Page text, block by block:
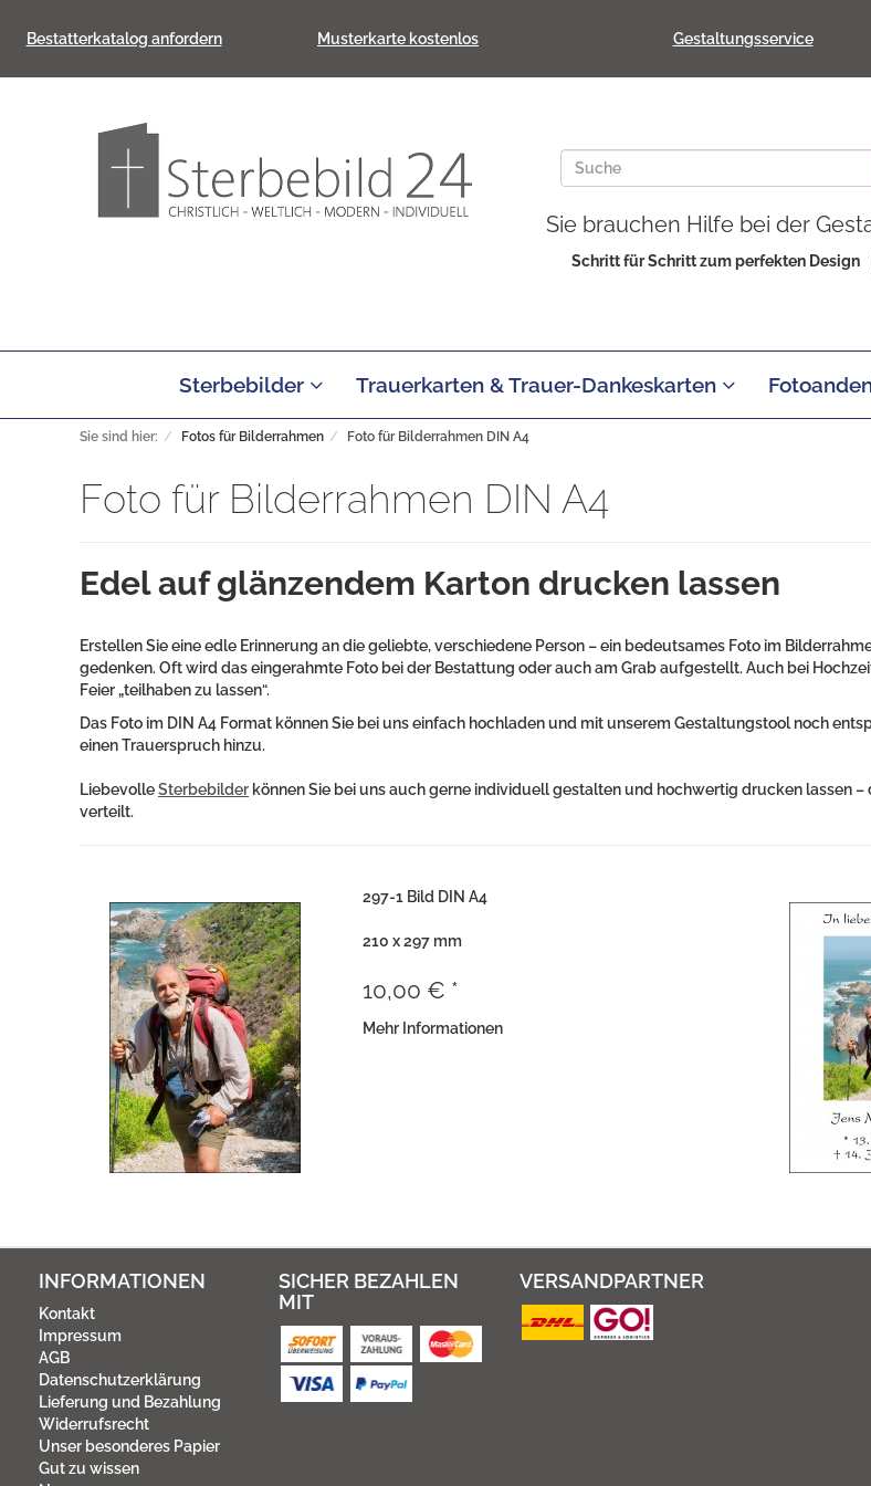
Bestatterkatalog anfordern Musterkarte kostenlos Gestaltungsservice
Sie brauchen Hilfe bei der
Schritt für Schritt zum perfekten Design
Sterbebilder Trauerkarten & Trauer-Dankeskarten
Sie sind hier: Fotos für Bilderrahmen Foto für Bilderrahmen DIN A4
Foto für Bilderrahmen DIN A4
Edel auf glänzendem Karton drucken lassen
Erstellen Sie eine edle Erinnerung an die geliebte, verschiedene Person – ein bedeutsames Foto im
gedenken. Oft wird das eingerahmte Foto bei der Bestattung oder auch am Grab aufgestellt. Auch bei
Feier „teilhaben zu lassen“.
Das Foto im DIN A4 Format können Sie bei uns einfach hochladen und mit unserem Gestaltungstool noch
einen Trauerspruch hinzu.
LiebevolleSterbebilder können Sie bei uns auch gerne individuell gestalten und hochwertig drucken lassen
verteilt.
297-1 Bild DIN A4
210 x 297 mm
10,00 € *
Mehr Informationen
INFORMATIONEN
Kontakt
Impressum
AGB
Datenschutzerklärung
Lieferung und Bezahlung
Widerrufsrecht
Unser besonderes Papier
Gut zu wissen
SICHER BEZAHLEN
MIT
VERSANDPARTNER